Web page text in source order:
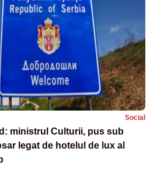
Social
ministrul Culturii, pus sub
legat de hotelul de lux al